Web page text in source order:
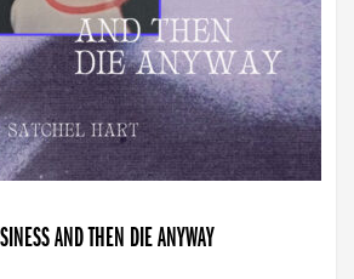
AND THEN DIE ANYWAY